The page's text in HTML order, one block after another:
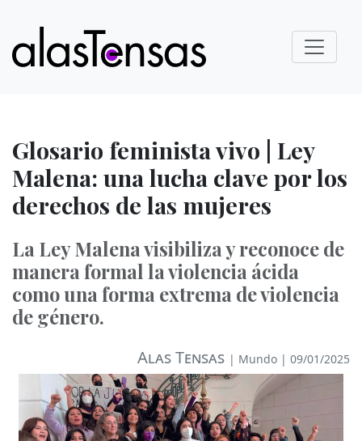
Glosario feminista vivo | Ley
Malena: una lucha clave por los
derechos de las mujeres
La Ley Malena visibiliza y reconoce de
manera formal la violencia ácida
como una forma extrema de violencia
de género.
Alas Tensas | Mundo | 09/01/2025